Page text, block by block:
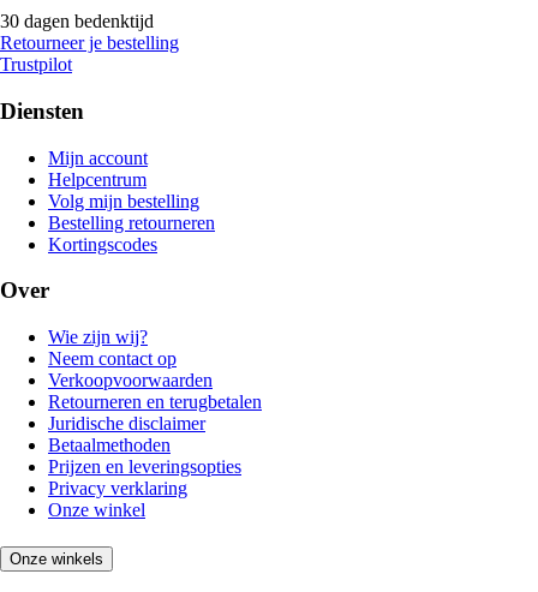
30 dagen bedenktijd
Retourneer je bestelling
Trustpilot
Diensten
Mijn account
Helpcentrum
Volg mijn bestelling
Bestelling retourneren
Kortingscodes
Over
Wie zijn wij?
Neem contact op
Verkoopvoorwaarden
Retourneren en terugbetalen
Juridische disclaimer
Betaalmethoden
Prijzen en leveringsopties
Privacy verklaring
Onze winkel
Onze winkels